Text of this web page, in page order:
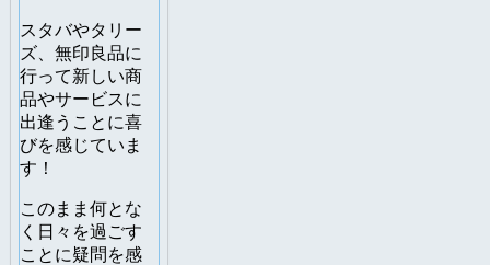
スタバやタリー
ズ、無印良品に
行って新しい商
品やサービスに
出逢うことに喜
びを感じていま
す！
このまま何とな
く日々を過ごす
ことに疑問を感